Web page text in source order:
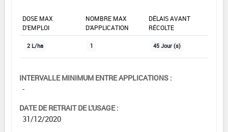
DOSE MAX
D'EMPLOI
NOMBRE MAX
D'APPLICATION
DÉLAIS AVANT
RÉCOLTE
2 L/ha 1 45 Jour (s)
INTERVALLE MINIMUM ENTRE APPLICATIONS :
-
DATE DE RETRAIT DE L'USAGE :
31/12/2020